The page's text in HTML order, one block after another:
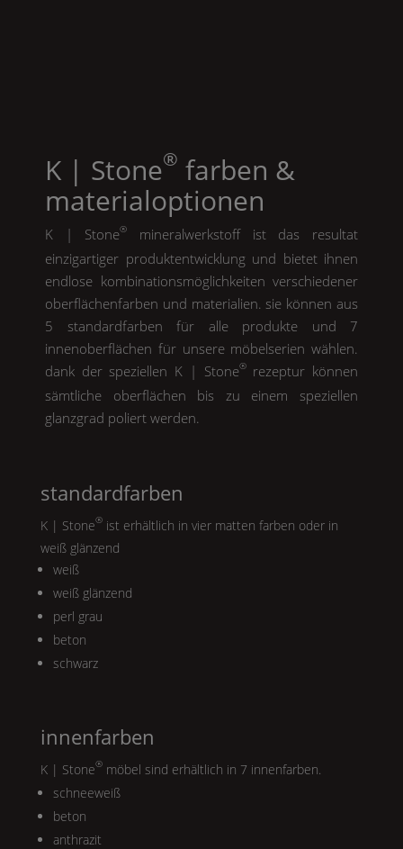
K | Stone® farben &
materialoptionen
K | Stone®
mineralwerkstoff ist das resultat
einzigartiger produktentwicklung und bietet ihnen
endlose kombinationsmöglichkeiten verschiedener
oberflächenfarben und materialien. sie können aus
5 standardfarben für alle produkte und 7
innenoberflächen für unsere möbelserien wählen.
dank der speziellen K | Stone®rezeptur können
sämtliche oberflächen bis zu einem speziellen
glanzgrad poliert werden.
standardfarben
K | Stone®ist erhältlich in vier matten farben oder in
weiß glänzend
weiß
weiß glänzend
perl grau
beton
schwarz
innenfarben
K | Stone®möbel sind erhältlich in 7 innenfarben.
schneeweiß
beton
anthrazit